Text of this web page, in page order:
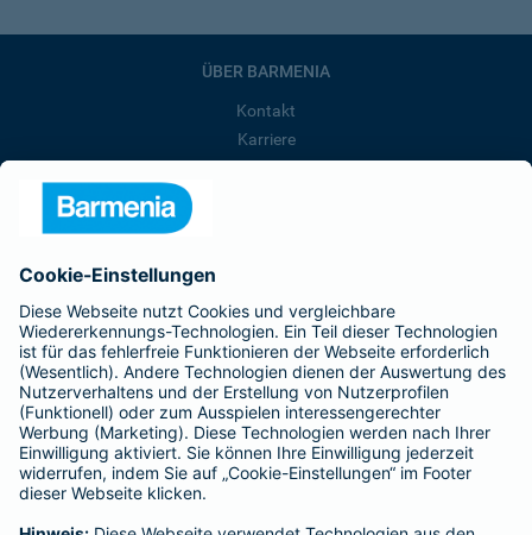
ÜBER BARMENIA
Kontakt
Karriere
Barmenia ist Teil der BarmeniaGothaer
BELIEBTE SEITEN
Kranken-Zusatzversicherung
Tierversicherungen
Haftpflichtversicherung
Hausratversicherung